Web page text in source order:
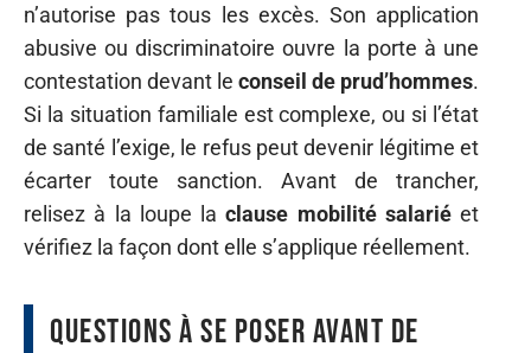
n’autorise pas tous les excès. Son application
abusive ou discriminatoire ouvre la porte à une
contestation devant le conseil de prud’hommes.
Si la situation familiale est complexe, ou si l’état
de santé l’exige, le refus peut devenir légitime et
écarter toute sanction. Avant de trancher,
relisez à la loupe laclause mobilité salariéet
vérifiez la façon dont elle s’applique réellement.
Questions à se poser avant de